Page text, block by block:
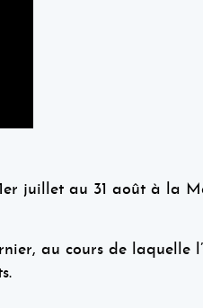
juillet au 31 août à la
au cours de laquelle